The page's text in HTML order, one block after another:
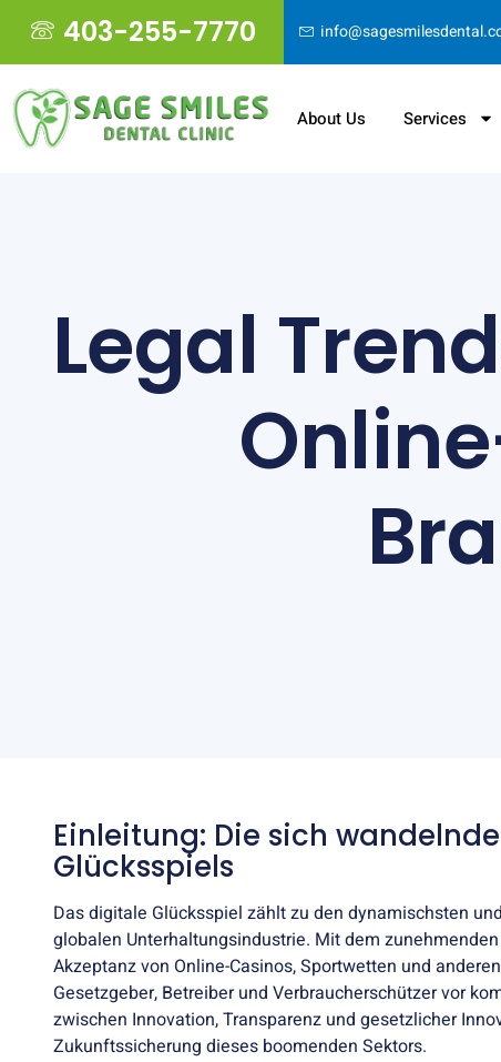
403-255-7770
About Us Services
Legal
Einleitung: Die sich
Glücksspiels
Das digitale Glücksspiel zählt zu den dynamischsten
globalen Unterhaltungsindustrie. Mit dem
Akzeptanz von Online-Casinos, Sportwetten und
Gesetzgeber, Betreiber und Verbraucherschützer vor
zwischen Innovation, Transparenz und gesetzlicher
Zukunftssicherung dieses boomenden Sektors.